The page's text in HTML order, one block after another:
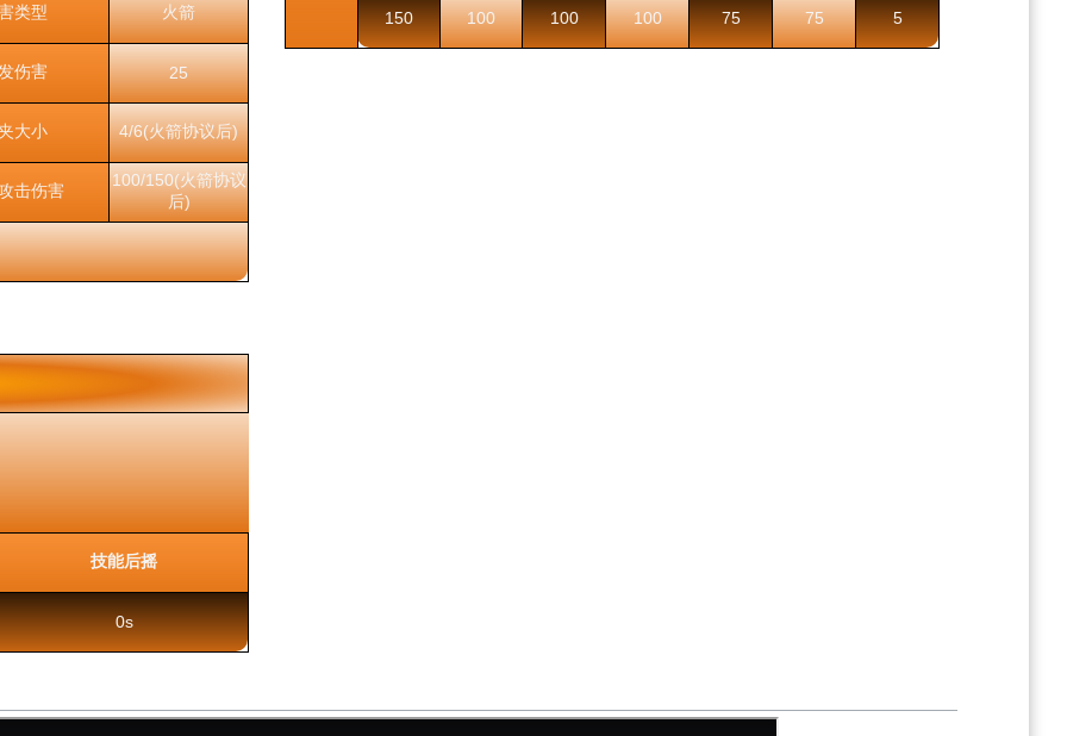
类型 火箭
伤害 25
大小 4/6(火箭协议后)
击伤害
100/150(火箭协议
后)
技能后摇
0s
150 100 100 100 75 75 5